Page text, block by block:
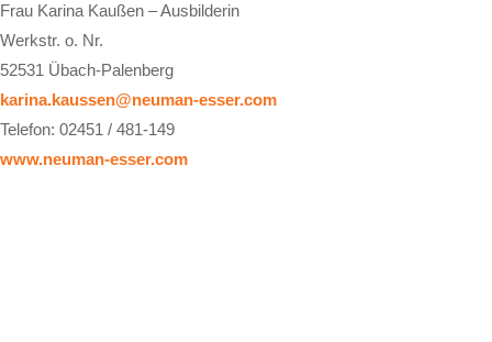
Frau Karina Kaußen – Ausbilderin
Werkstr. o. Nr.
52531 Übach-Palenberg
karina.kaussen@neuman-esser.com
Telefon: 02451 / 481-149
www.neuman-esser.com